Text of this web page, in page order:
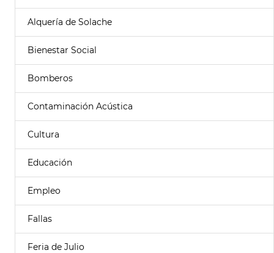
Alquería de Solache
Bienestar Social
Bomberos
Contaminación Acústica
Cultura
Educación
Empleo
Fallas
Feria de Julio